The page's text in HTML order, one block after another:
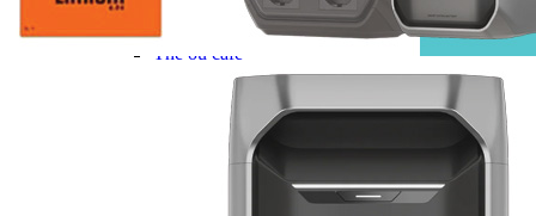
Four OMNIA
Thé ou café
Accessoires cuisine divers
Pour faire le ménage
Tapis anti dérapant et nappe
Accessoires rangement cuisine
LIBRAIRIE ET JEUX